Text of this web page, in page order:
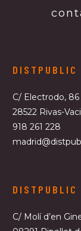
DISTPUBLIC
C/ Electrodo, 86
28522 Rivas-
918 261 228
DISTPUBLIC
C/ Molí d’en